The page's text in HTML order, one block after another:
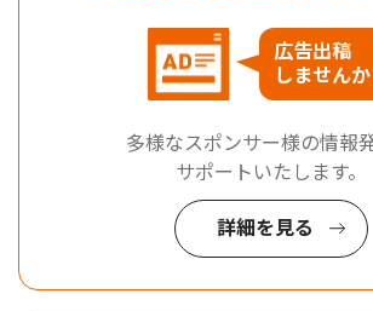
広告出稿
しませんか
多様なスポンサー様の情報
サポートいたします。
詳細を見る